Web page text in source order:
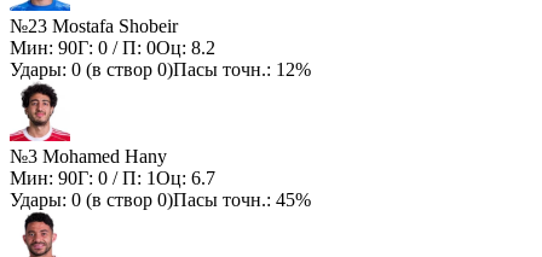
№23 Mostafa Shobeir
Мин: 90Г: 0 / П: 0Оц: 8.2
Удары: 0 (в створ 0)Пасы точн.: 12%
№3 Mohamed Hany
Мин: 90Г: 0 / П: 1Оц: 6.7
Удары: 0 (в створ 0)Пасы точн.: 45%